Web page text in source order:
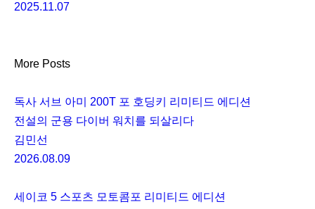
2025.11.07
More Posts
독사 서브 아미 200T 포 호딩키 리미티드 에디션
전설의 군용 다이버 워치를 되살리다
김민선
2026.08.09
세이코 5 스포츠 모토콤포 리미티드 에디션